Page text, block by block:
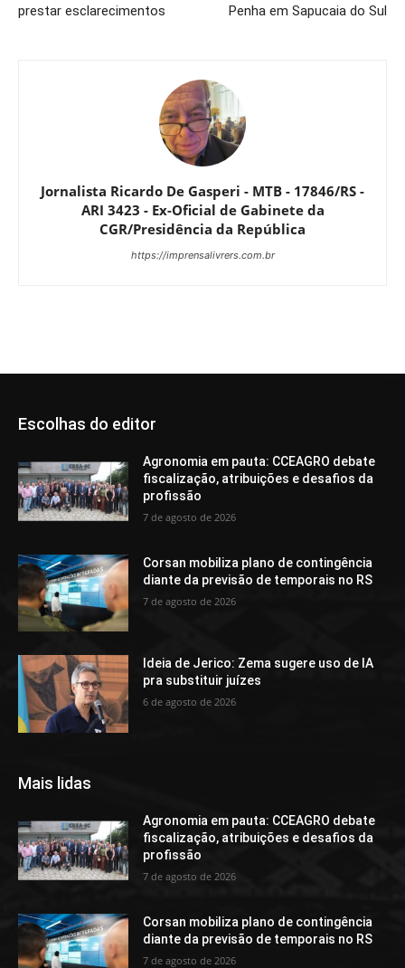
prestar esclarecimentos Penha em Sapucaia do Sul
Jornalista Ricardo De Gasperi - MTB - 17846/RS -
ARI 3423 - Ex-Oficial de Gabinete da
CGR/Presidência da República
https://imprensalivrers.com.br
Escolhas do editor
Agronomia em pauta: CCEAGRO debate
fiscalização, atribuições e desafios da
profissão
7 de agosto de 2026
Corsan mobiliza plano de contingência
diante da previsão de temporais no RS
7 de agosto de 2026
Ideia de Jerico: Zema sugere uso de IA
pra substituir juízes
6 de agosto de 2026
Mais lidas
Agronomia em pauta: CCEAGRO debate
fiscalização, atribuições e desafios da
profissão
7 de agosto de 2026
Corsan mobiliza plano de contingência
diante da previsão de temporais no RS
7 de agosto de 2026